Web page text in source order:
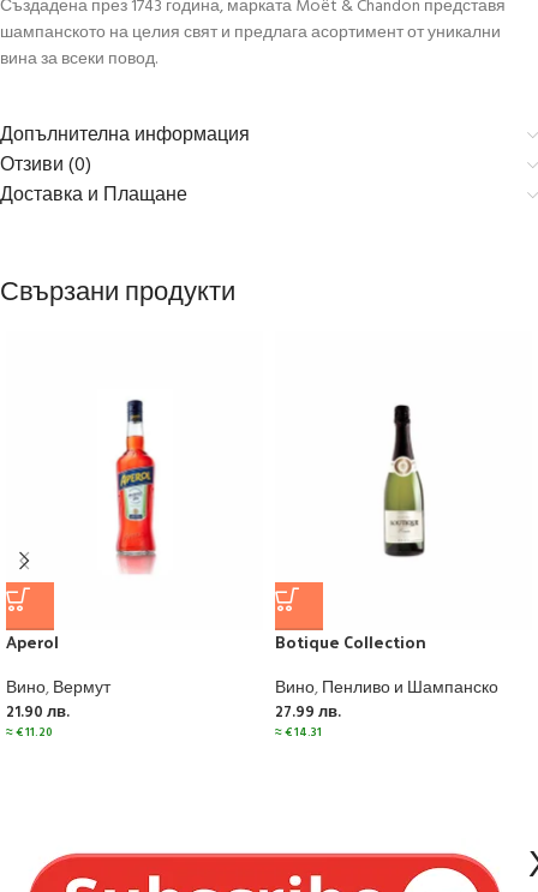
Създадена през 1743 година, марката Moët & Chandon представя
шампанското на целия свят и предлага асортимент от уникални
вина за всеки повод.
Допълнителна информация
Отзиви (0)
Доставка и Плащане
Свързани продукти
Aperol
Вино,Вермут
21.90 лв.
≈€11.20
Botique Collection
Вино,Пенливо и Шампанско
27.99 лв.
≈€14.31